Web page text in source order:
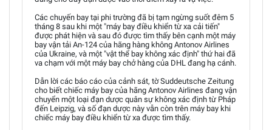
Các chuyến bay tại phi trường đã bị tạm ngừng suốt đêm 5
tháng 8 sau khi một "máy bay điều khiển từ xa cải tiến"
được phát hiện và sau đó được tìm thấy bên cạnh một máy
bay vận tải An-124 của hãng hàng không Antonov Airlines
của Ukraine, và một "vật thể bay không xác định" thứ hai đã
va chạm với một máy bay chở hàng của DHL đang hạ cánh.
Dẫn lời các báo cáo của cảnh sát, tờ Suddeutsche Zeitung
cho biết chiếc máy bay của hãng Antonov Airlines đang vận
chuyển một loại đạn dược quân sự không xác định từ Pháp
đến Leipzig, và số đạn dược này vẫn còn trên máy bay khi
chiếc máy bay điều khiển từ xa được tìm thấy.